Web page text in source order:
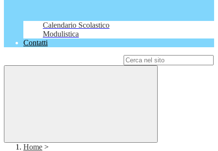
Calendario Scolastico
Modulistica
Contatti
Home >